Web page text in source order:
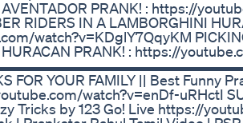
PRANK! : https://
RIDERS IN A LAMBORGHINI
watch?v=KDglY7QqyKM
PRANK! : https://
❤️
FOR YOUR FAMILY || Best Funny
watch?v=enDf-uRHctI
Tricks by 123 Go! Live https://